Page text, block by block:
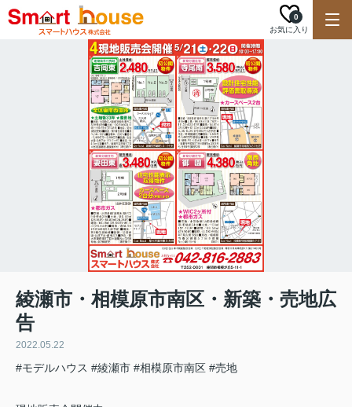
お気に入り
0
綾瀬市・相模原市南区・新築・売地広
告
2022.05.22
#モデルハウス #綾瀬市 #相模原市南区 #売地